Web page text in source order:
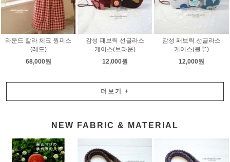
라운드 칼라 체크 원피스
(레드)
68,000원
감성 패브릭 선글라스
케이스(브라운)
12,000원
감성 패브릭 선글라스
케이스(블루)
12,000원
더보기 +
NEW FABRIC & MATERIAL